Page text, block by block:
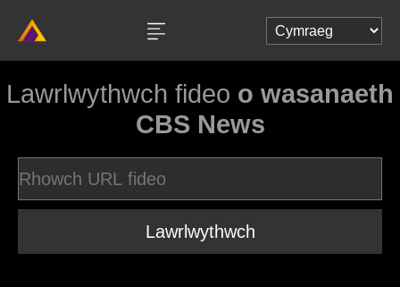
Lawrlwythwch fideo o wasanaeth
CBS News
Lawrlwythwch